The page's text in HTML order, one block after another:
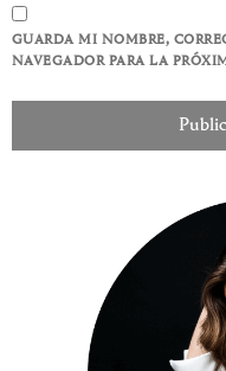
GUARDA MI NOMBRE,
NAVEGADOR PARA LA